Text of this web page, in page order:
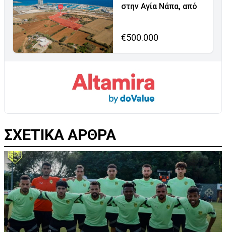
στην Αγία Νάπα, από
€500.000
ΣΧΕΤΙΚΑ ΑΡΘΡΑ